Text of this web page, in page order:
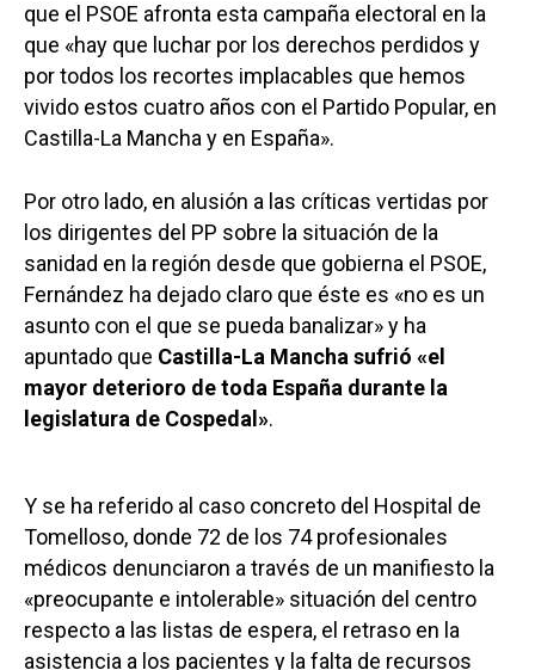
que el PSOE afronta esta campaña electoral en la
que «hay que luchar por los derechos perdidos y
por todos los recortes implacables que hemos
vivido estos cuatro años con el Partido Popular, en
Castilla-La Mancha y en España».
Por otro lado, en alusión a las críticas vertidas por
los dirigentes del PP sobre la situación de la
sanidad en la región desde que gobierna el PSOE,
Fernández ha dejado claro que éste es «no es un
asunto con el que se pueda banalizar» y ha
apuntado que Castilla-La Mancha sufrió «el
mayor deterioro de toda España durante la
legislatura de Cospedal».
Y se ha referido al caso concreto del Hospital de
Tomelloso, donde 72 de los 74 profesionales
médicos denunciaron a través de un manifiesto la
«preocupante e intolerable» situación del centro
respecto a las listas de espera, el retraso en la
asistencia a los pacientes y la falta de recursos